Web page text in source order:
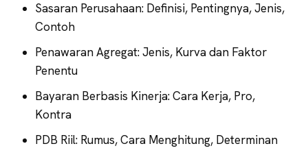
Sasaran Perusahaan: Definisi, Pentingnya, Jenis,
Contoh
Penawaran Agregat: Jenis, Kurva dan Faktor
Penentu
Bayaran Berbasis Kinerja: Cara Kerja, Pro,
Kontra
PDB Riil: Rumus, Cara Menghitung, Determinan